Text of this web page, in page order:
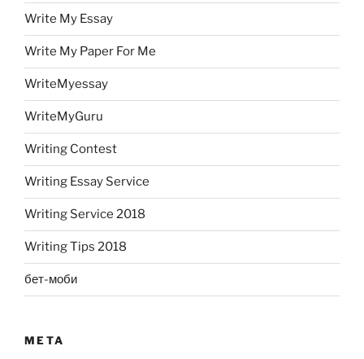
Write My Essay
Write My Paper For Me
WriteMyessay
WriteMyGuru
Writing Contest
Writing Essay Service
Writing Service 2018
Writing Tips 2018
бет-моби
META